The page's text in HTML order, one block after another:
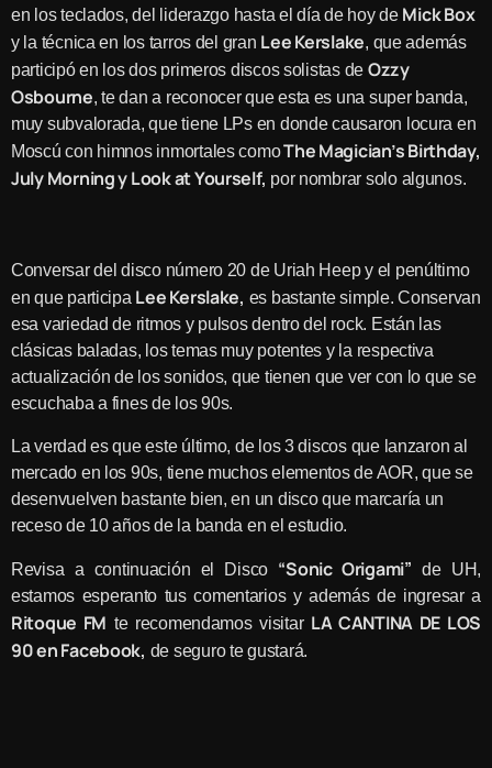
en los teclados, del liderazgo hasta el día de hoy de Mick Box
y la técnica en los tarros del gran Lee Kerslake, que además
participó en los dos primeros discos solistas de Ozzy
Osbourne, te dan a reconocer que esta es una super banda,
muy subvalorada, que tiene LPs en donde causaron locura en
Moscú con himnos inmortales comoThe Magician’s Birthday,
July Morning y Look at Yourself, por nombrar solo algunos.
Conversar del disco número 20 de Uriah Heep y el penúltimo
en que participa Lee Kerslake, es bastante simple. Conservan
esa variedad de ritmos y pulsos dentro del rock. Están las
clásicas baladas, los temas muy potentes y la respectiva
actualización de los sonidos, que tienen que ver con lo que se
escuchaba a fines de los 90s.
La verdad es que este último, de los 3 discos que lanzaron al
mercado en los 90s, tiene muchos elementos de AOR, que se
desenvuelven bastante bien, en un disco que marcaría un
receso de 10 años de la banda en el estudio.
Revisa a continuación el Disco “Sonic Origami” de UH,
estamos esperanto tus comentarios y además de ingresar a
Ritoque FM te recomendamos visitar LA CANTINA DE LOS
90 en Facebook, de seguro te gustará.